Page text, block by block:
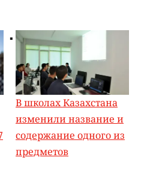
В школах Казахстана
изменили название и
содержание одного из
предметов